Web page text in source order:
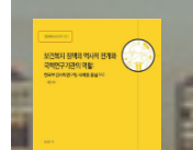
성과 50선 숫자로 보는
세계와 함께 한 KIHASA
VR 역사관